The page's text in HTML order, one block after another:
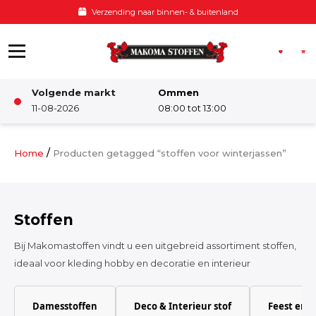
Verzending naar binnen- & buitenland
Volgende markt
11-08-2026
Ommen
08:00 tot 13:00
Damesstoffen
Home / Producten getagged “stoffen voor winterjassen”
Stoffen
Bij Makomastoffen vindt u een uitgebreid assortiment stoffen,
ideaal voor kleding hobby en decoratie en interieur
Damesstoffen Deco & Interieur stof Feest en